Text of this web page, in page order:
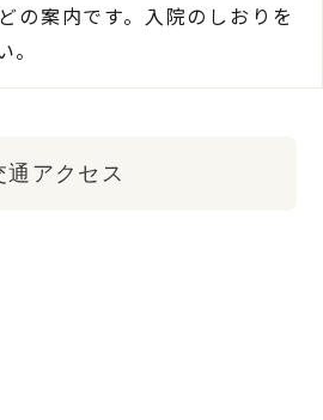
の案内です。入院のしおりを
通アクセス